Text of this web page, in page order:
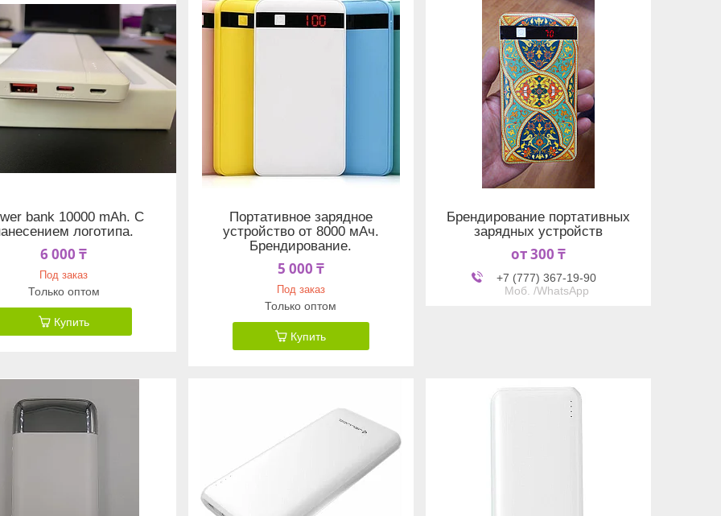
bank 10000 mAh. С
логотипа.
6 000 ₸
Под заказ
Только оптом
Купить
Портативное зарядное
устройство от 8000 мАч.
Брендирование.
5 000 ₸
Под заказ
Только оптом
Купить
Брендирование портативных
зарядных устройств
от 300 ₸
+7 (777) 367-19-90
Моб. /WhatsApp